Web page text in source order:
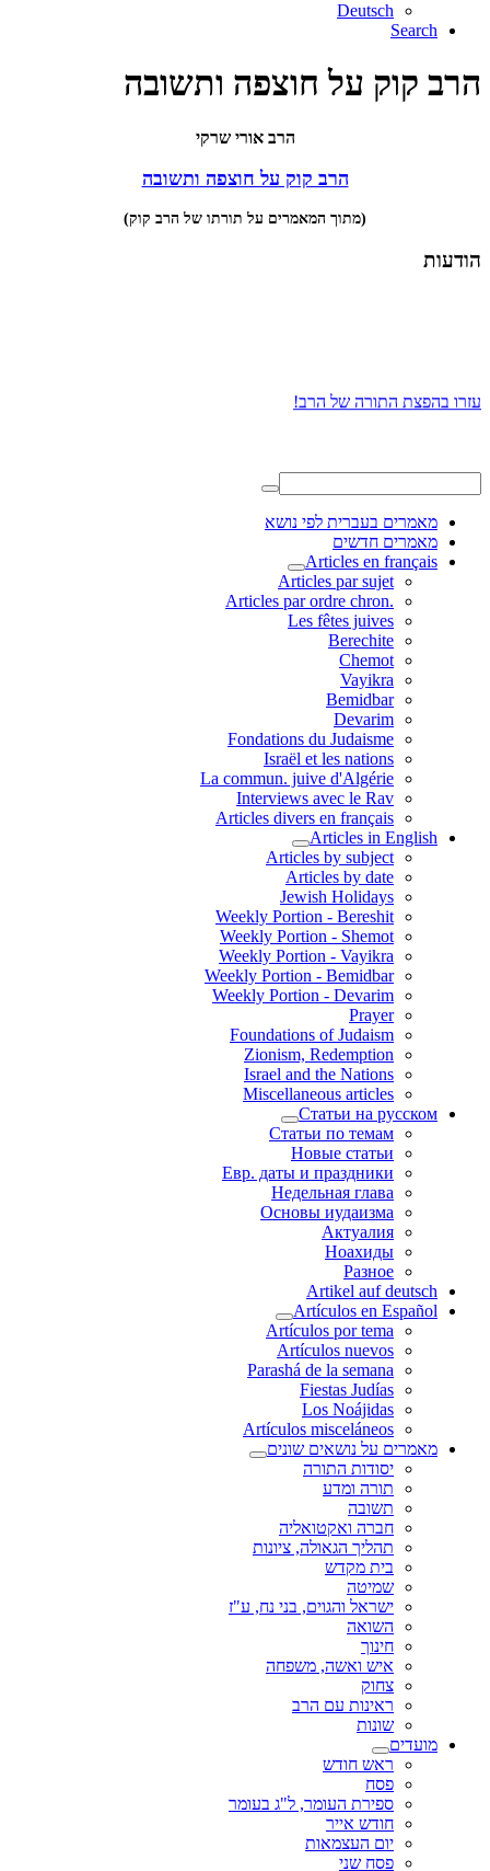
Deutsch
Search
הרב קוק על חוצפה ותשובה
הרב אורי שרקי
הרב קוק על חוצפה ותשובה
(מתוך המאמרים על תורתו של הרב קוק)
הודעות
עזרו בהפצת התורה של הרב!
מאמרים בעברית לפי נושא
מאמרים חדשים
Articles en français
Articles par sujet
.Articles par ordre chron
Les fêtes juives
Berechite
Chemot
Vayikra
Bemidbar
Devarim
Fondations du Judaisme
Israël et les nations
La commun. juive d'Algérie
Interviews avec le Rav
Articles divers en français
Articles in English
Articles by subject
Articles by date
Jewish Holidays
Weekly Portion - Bereshit
Weekly Portion - Shemot
Weekly Portion - Vayikra
Weekly Portion - Bemidbar
Weekly Portion - Devarim
Prayer
Foundations of Judaism
Zionism, Redemption
Israel and the Nations
Miscellaneous articles
Статьи на русском
Статьи по темам
Новые статьи
Евр. даты и праздники
Недельная глава
Основы иудаизма
Актуалия
Ноахиды
Разное
Artikel auf deutsch
Artículos en Español
Artículos por tema
Artículos nuevos
Parashá de la semana
Fiestas Judías
Los Noájidas
Artículos misceláneos
מאמרים על נושאים שונים
יסודות התורה
תורה ומדע
תשובה
חברה ואקטואליה
תהליך הגאולה, ציונות
בית מקדש
שמיטה
ישראל והגוים, בני נח, ע"ז
השואה
חינוך
איש ואשה, משפחה
צחוק
ראינות עם הרב
שונות
מועדים
ראש חודש
פסח
ספירת העומר, ל"ג בעומר
חודש אייר
יום העצמאות
פסח שני